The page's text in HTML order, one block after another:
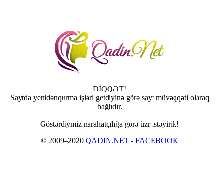
DİQQƏT!
Saytda yenidənqurma işləri getdiyinə görə sayt müvəqqəti olaraq
bağlıdır.
Göstərdiymiz narahatçılığa görə üzr istəyirik!
© 2009–2020 QADIN.NET - FACEBOOK